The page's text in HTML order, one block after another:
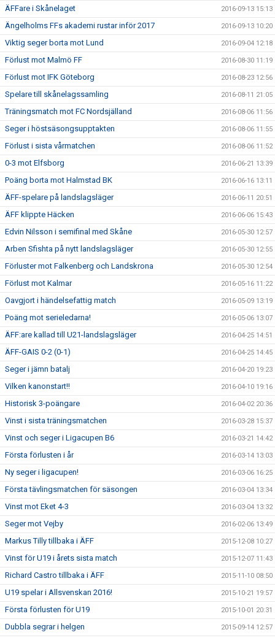
ÄFFare i Skånelaget 2016-09-13 15:13
Ängelholms FFs akademi rustar inför 2017 2016-09-13 10:20
Viktig seger borta mot Lund 2016-09-04 12:18
Förlust mot Malmö FF 2016-08-30 11:19
Förlust mot IFK Göteborg 2016-08-23 12:56
Spelare till skånelagssamling 2016-08-11 21:05
Träningsmatch mot FC Nordsjälland 2016-08-06 11:56
Seger i höstsäsongsupptakten 2016-08-06 11:55
Förlust i sista vårmatchen 2016-08-06 11:52
0-3 mot Elfsborg 2016-06-21 13:39
Poäng borta mot Halmstad BK 2016-06-16 13:11
ÄFF-spelare på landslagsläger 2016-06-11 20:51
ÄFF klippte Häcken 2016-06-06 15:43
Edvin Nilsson i semifinal med Skåne 2016-05-30 12:57
Arben Sfishta på nytt landslagsläger 2016-05-30 12:55
Förluster mot Falkenberg och Landskrona 2016-05-30 12:54
Förlust mot Kalmar 2016-05-16 11:22
Oavgjort i händelsefattig match 2016-05-09 13:19
Poäng mot serieledarna! 2016-05-06 13:07
ÄFF:are kallad till U21-landslagsläger 2016-04-25 14:51
ÄFF-GAIS 0-2 (0-1) 2016-04-25 14:45
Seger i jämn batalj 2016-04-20 19:23
Vilken kanonstart!! 2016-04-10 19:16
Historisk 3-poängare 2016-04-02 20:36
Vinst i sista träningsmatchen 2016-03-28 15:37
Vinst och seger i Ligacupen B6 2016-03-21 14:42
Första förlusten i år 2016-03-14 13:03
Ny seger i ligacupen! 2016-03-06 16:25
Första tävlingsmatchen för säsongen 2016-03-04 13:34
Vinst mot Eket 4-3 2016-03-04 13:32
Seger mot Vejby 2016-02-06 13:49
Markus Tilly tillbaka i ÄFF 2015-12-08 10:27
Vinst för U19 i årets sista match 2015-12-07 11:43
Richard Castro tillbaka i ÄFF 2015-11-10 08:50
U19 spelar i Allsvenskan 2016! 2015-10-21 19:57
Första förlusten för U19 2015-10-01 20:31
Dubbla segrar i helgen 2015-09-14 12:57